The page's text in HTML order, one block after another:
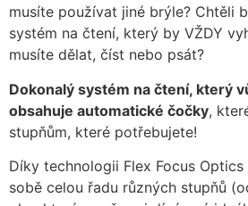
musíte používat jiné brýle? Chtěli
systém na čtení, který by VŽDY
musíte dělat, číst nebo psát?
Dokonalý systém na čtení, který
obsahuje automatické čočky,
stupňům, které potřebujete!
Díky technologii Flex Focus
sobě celou řadu různých stupňů